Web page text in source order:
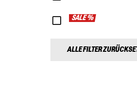
SALE %
ALLE FILTER